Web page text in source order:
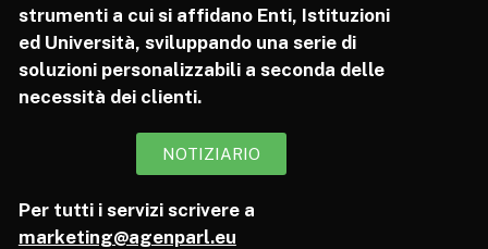
strumenti a cui si affidano Enti, Istituzioni
ed Università, sviluppando una serie di
soluzioni personalizzabili a seconda delle
necessità dei clienti.
NOTIZIARIO
Per tutti i servizi scrivere a
marketing@agenparl.eu